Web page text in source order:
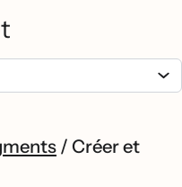
/ Créer et